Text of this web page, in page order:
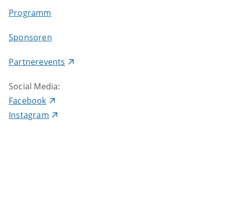
Programm
Sponsoren
Partnerevents
Social Media:
Facebook
Instagram